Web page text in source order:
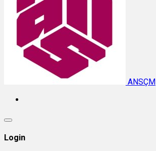
ANSÇM
Login